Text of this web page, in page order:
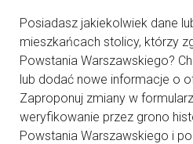
Posiadasz jakiekolwiek dane
mieszkańcach stolicy, którzy
Powstania Warszawskiego?
lub dodać nowe informacje o
Zaproponuj zmiany w
weryfikowanie przez grono
Powstania Warszawskiego i